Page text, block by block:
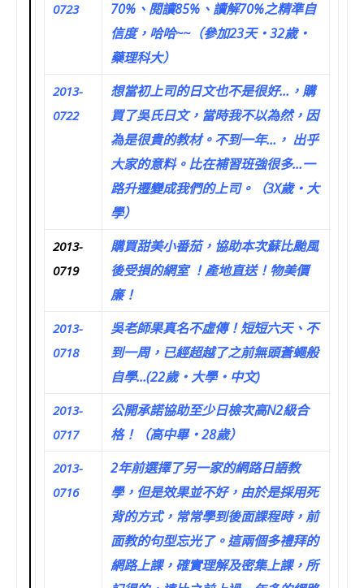
0723
70%、閱讀85%、讀解70%之精準自
信度，哈哈~~（參加23天‧32歲‧
藥理科大）
2013-
0722
想當初上司的日文也不是很好…，購
買了吳氏日文，當時我不以為然，因
為是很貴的教材。不到一年…， 出乎
大家的意料。比在補習班強很多…一
路升遷變成我們的上司。（3X歲‧大
學）
2013-
0719
購買甜美小番茄，協助本次蘇比颱風
後受損的網室 ！產地直送！物美價
廉！
2013-
0718
吳老師果真名不虛傳！短短六天、不
到一周，已經超越了之前無頭蒼蠅般
自學…(22歲‧大學‧中文)
2013-
0717
公開承諾協助至少日檢次高N2級合
格！（高中畢‧28歲）
2013-
0716
2年前選擇了另一家的網路日語教
學，但是效果並不好，由於是採用死
背的方式，常常學到後面課程時，前
面教的句型忘光了。這兩個多禮拜的
網路上課，確實理解及密集上課，所